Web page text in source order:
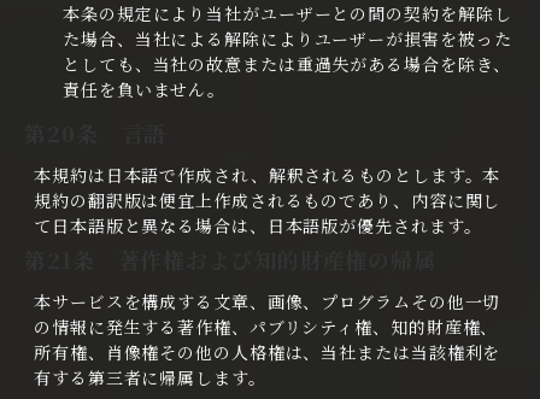
本条の規定により当社がユーザーとの間の契約を解除し
た場合、当社による解除によりユーザーが損害を被った
としても、当社の故意または重過失がある場合を除き、
責任を負いません。
本規約は日本語で作成され、解釈されるものとします。本
規約の翻訳版は便宜上作成されるものであり、内容に関し
て日本語版と異なる場合は、日本語版が優先されます。
本サービスを構成する文章、画像、プログラムその他一切
の情報に発生する著作権、パブリシティ権、知的財産権、
所有権、肖像権その他の人格権は、当社または当該権利を
有する第三者に帰属します。